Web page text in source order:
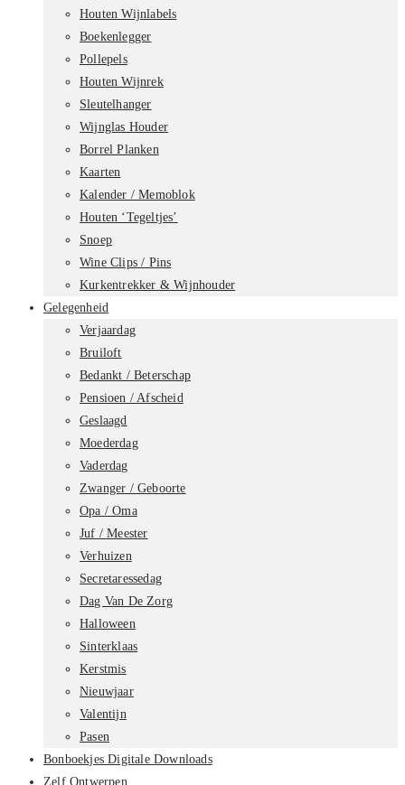
Houten Wijnlabels
Boekenlegger
Pollepels
Houten Wijnrek
Sleutelhanger
Wijnglas Houder
Borrel Planken
Kaarten
Kalender / Memoblok
Houten ‘Tegeltjes’
Snoep
Wine Clips / Pins
Kurkentrekker & Wijnhouder
Gelegenheid
Verjaardag
Bruiloft
Bedankt / Beterschap
Pensioen / Afscheid
Geslaagd
Moederdag
Vaderdag
Zwanger / Geboorte
Opa / Oma
Juf / Meester
Verhuizen
Secretaressedag
Dag Van De Zorg
Halloween
Sinterklaas
Kerstmis
Nieuwjaar
Valentijn
Pasen
Bonboekjes Digitale Downloads
Zelf Ontwerpen